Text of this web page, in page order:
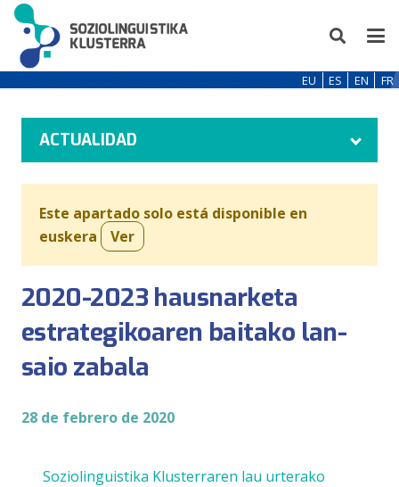
EU ES EN FR
ACTUALIDAD
Este apartado solo está disponible en
euskera
Ver
2020-2023 hausnarketa
estrategikoaren baitako lan-
saio zabala
28 de febrero de 2020
Soziolinguistika Klusterraren lau urterako